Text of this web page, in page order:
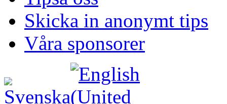
Skicka in anonymt tips
Våra sponsorer